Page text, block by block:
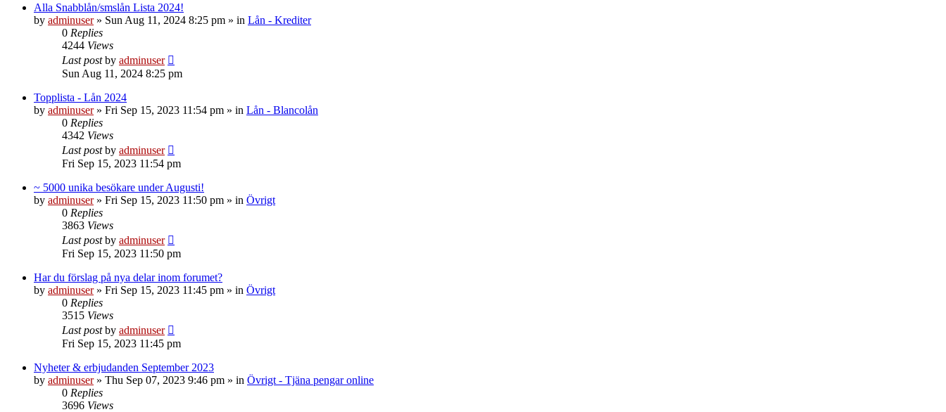
Alla Snabblån/smslån Lista 2024!
by adminuser» Sun Aug 11, 2024 8:25 pm » in Lån - Krediter
0 Replies
4244 Views
Last postby adminuser
Sun Aug 11, 2024 8:25 pm
Topplista - Lån 2024
by adminuser» Fri Sep 15, 2023 11:54 pm » in Lån - Blancolån
0 Replies
4342 Views
Last postby adminuser
Fri Sep 15, 2023 11:54 pm
~ 5000 unika besökare under Augusti!
by adminuser» Fri Sep 15, 2023 11:50 pm » in Övrigt
0 Replies
3863 Views
Last postby adminuser
Fri Sep 15, 2023 11:50 pm
Har du förslag på nya delar inom forumet?
by adminuser» Fri Sep 15, 2023 11:45 pm » in Övrigt
0 Replies
3515 Views
Last postby adminuser
Fri Sep 15, 2023 11:45 pm
Nyheter & erbjudanden September 2023
by adminuser» Thu Sep 07, 2023 9:46 pm » in Övrigt - Tjäna pengar online
0 Replies
3696 Views